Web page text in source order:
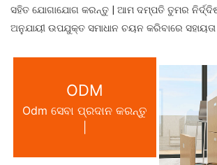
ସହିତ ଯୋଗାଯୋଗ କରନ୍ତୁ | ଆମ ଦମ୍ପତି ତୁମର
ଅନୁଯାୟୀ ଉପଯୁକ୍ତ ସମାଧାନ ଚୟନ କରିବାରେ ସହାୟତା
ODM
Odm ସେବା ପ୍ରଦାନ କରନ୍ତୁ